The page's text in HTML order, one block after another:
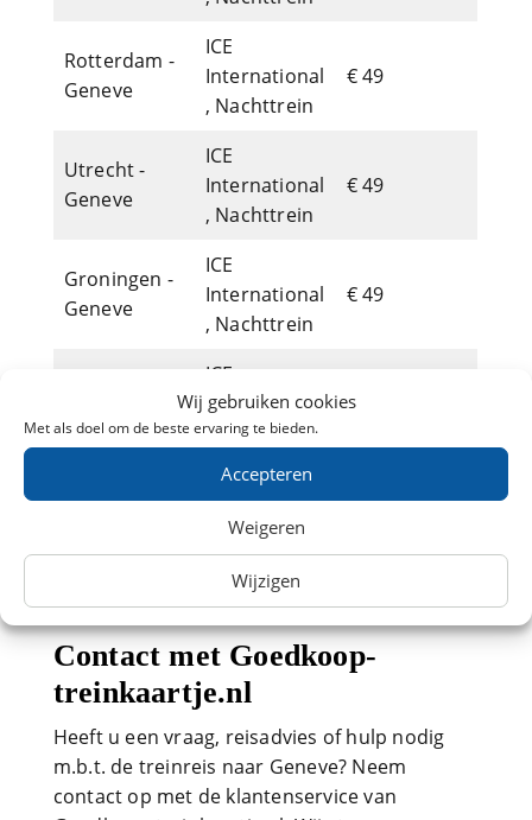
Wij gebruiken cookies
Met als doel om de beste ervaring te bieden.
Accepteren
Weigeren
Wijzigen
Rotterdam -
Geneve
ICE
International
, Nachttrein
€ 49
Utrecht -
Geneve
ICE
International
, Nachttrein
€ 49
Groningen -
Geneve
ICE
International
, Nachttrein
€ 49
Geneve
ICE
International
, Nachttrein
€ 49
Eindhoven -
ICE
, Nachttrein
*Bovenstaande tarieven zijn vanafprijzen.
Contact met Goedkoop-
treinkaartje.nl
Heeft u een vraag, reisadvies of hulp nodig
m.b.t. de treinreis naar Geneve? Neem
contact op met de klantenservice van